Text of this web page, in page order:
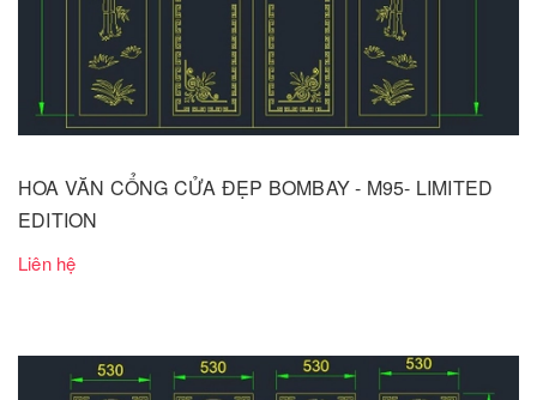
HOA VĂN CỔNG CỬA ĐẸP BOMBAY - M95- LIMITED
EDITION
Liên hệ